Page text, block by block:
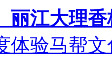
丽江大理
体验马帮